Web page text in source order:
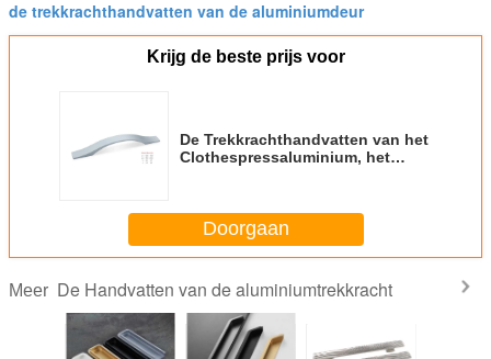
de trekkrachthandvatten van de aluminiumdeur
Krijg de beste prijs voor
De Trekkrachthandvatten van het
Clothespressaluminium, het
Kwaliteitsaluminium
Doorgaan
Meer De Handvatten van de aluminiumtrekkracht